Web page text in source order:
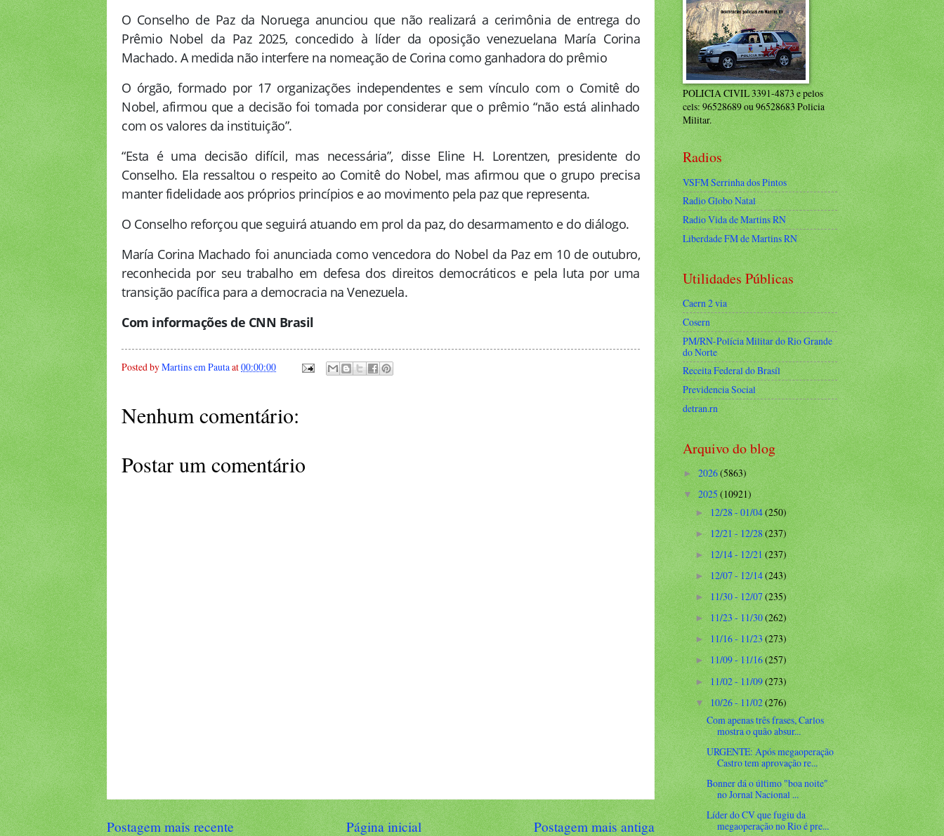
O Conselho de Paz da Noruega anunciou que não realizará a cerimônia de entrega do
Prêmio Nobel da Paz 2025, concedido à líder da oposição venezuelana María Corina
Machado. A medida não interfere na nomeação de Corina como ganhadora do prêmio
O órgão, formado por 17 organizações independentes e sem vínculo com o Comitê do
Nobel, afirmou que a decisão foi tomada por considerar que o prêmio “não está alinhado
com os valores da instituição”.
“Esta é uma decisão difícil, mas necessária”, disse Eline H. Lorentzen, presidente do
Conselho. Ela ressaltou o respeito ao Comitê do Nobel, mas afirmou que o grupo precisa
manter fidelidade aos próprios princípios e ao movimento pela paz que representa.
O Conselho reforçou que seguirá atuando em prol da paz, do desarmamento e do diálogo.
María Corina Machado foi anunciada como vencedora do Nobel da Paz em 10 de outubro,
reconhecida por seu trabalho em defesa dos direitos democráticos e pela luta por uma
transição pacífica para a democracia na Venezuela.
Com informações de CNN Brasil
Posted byMartins em Pautaat00:00:00
Nenhum comentário:
Postar um comentário
Postagem mais recente Postagem mais antiga
Página inicial
POLICIA CIVIL 3391-4873 e pelos
cels: 96528689 ou 96528683 Policia
Militar.
Radios
VSFM Serrinha dos Pintos
Radio Globo Natal
Radio Vida de Martins RN
Liberdade FM de Martins RN
Utilidades Públicas
Caern 2 via
Cosern
PM/RN-Polícia Militar do Rio Grande
do Norte
Receita Federal do Brasíl
Previdencia Social
detran.rn
Arquivo do blog
► 2026(5863)
▼2025(10921)
►12/28 - 01/04(250)
►12/21 - 12/28(237)
►12/14 - 12/21(237)
►12/07 - 12/14(243)
►11/30 - 12/07(235)
►11/23 - 11/30(262)
►11/16 - 11/23(273)
►11/09 - 11/16(257)
►11/02 - 11/09(273)
▼10/26 - 11/02(276)
Com apenas três frases, Carlos
mostra o quão absur...
URGENTE: Após megaoperação
Castro tem aprovação re...
Bonner dá o último "boa noite"
no Jornal Nacional ...
Líder do CV que fugiu da
megaoperação no Rio é pre...